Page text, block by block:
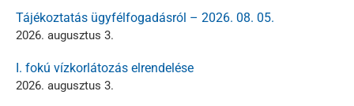
Tájékoztatás ügyfélfogadásról – 2026. 08. 05.
2026. augusztus 3.
I. fokú vízkorlátozás elrendelése
2026. augusztus 3.